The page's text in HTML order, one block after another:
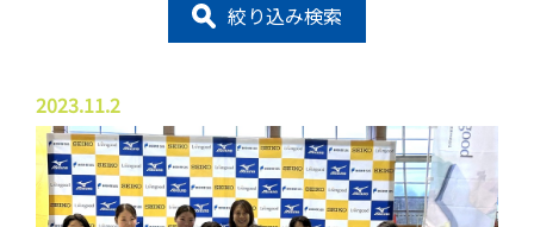
絞り込み検索
2023.11.2